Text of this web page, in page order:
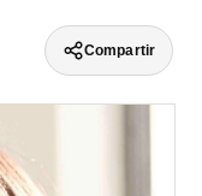
Compartir